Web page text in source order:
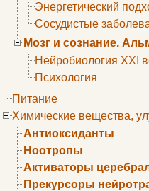
Энергетический
Сосудистые
Мозг и сознание.
Нейробиология XXI
Психология
Питание
Химические вещества,
Антиоксиданты
Ноотропы
Активаторы
Прекурсоры